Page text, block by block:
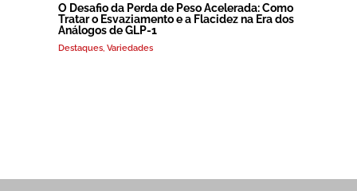
O Desafio da Perda de Peso Acelerada: Como
Tratar o Esvaziamento e a Flacidez na Era dos
Análogos de GLP-1
Destaques, Variedades